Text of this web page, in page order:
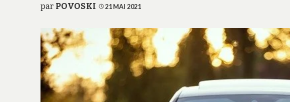
par POVOSKI 21 MAI 2021